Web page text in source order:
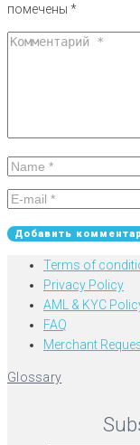
помечены *
Terms of
Privacy Policy
AML & KYC
FAQ
Merchant
Glossary